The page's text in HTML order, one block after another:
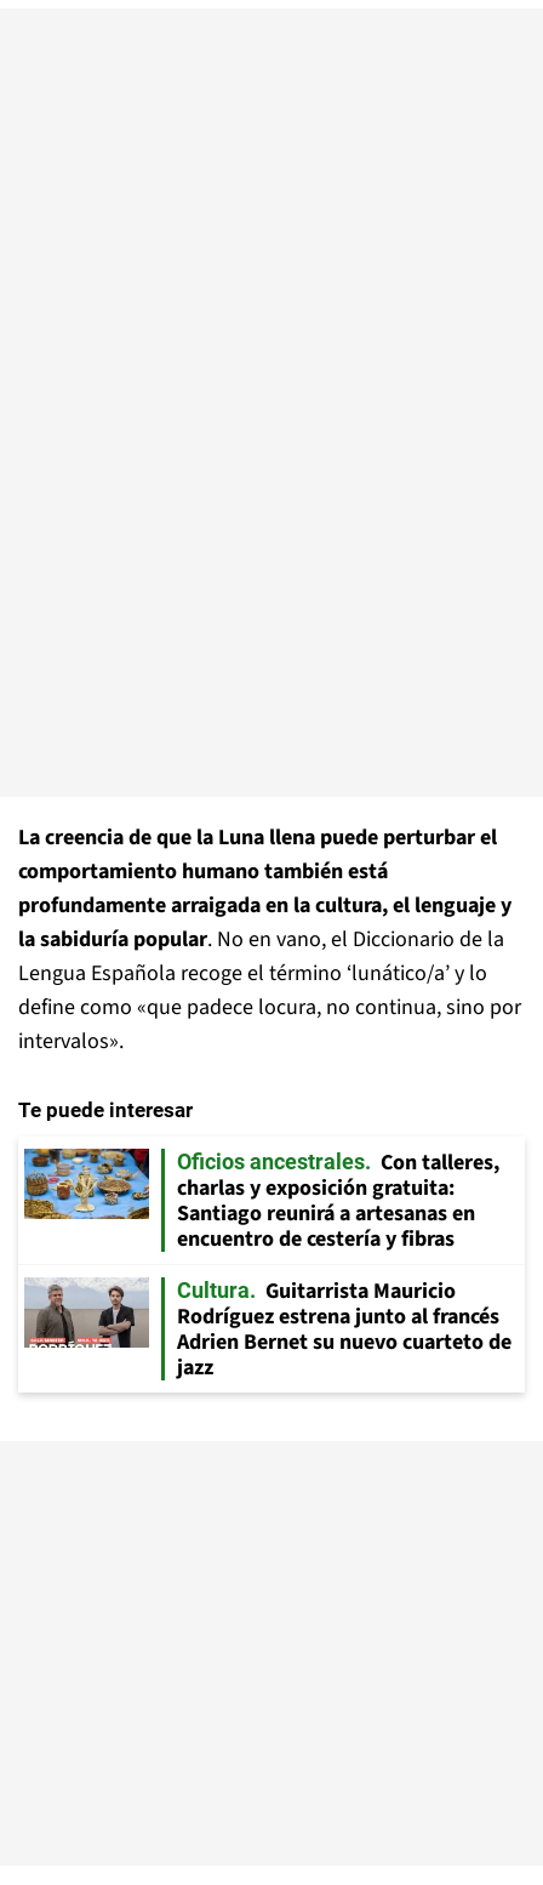
La creencia de que la Luna llena puede perturbar el
comportamiento humano también está
profundamente arraigada en la cultura, el lenguaje y
la sabiduría popular. No en vano, el Diccionario de la
Lengua Española recoge el término ‘lunático/a’ y lo
define como «que padece locura, no continua, sino por
intervalos».
Te puede interesar
Oficios ancestrales
Con talleres,
charlas y exposición gratuita:
Santiago reunirá a artesanas en
encuentro de cestería y fibras
Cultura
Guitarrista Mauricio
Rodríguez estrena junto al francés
Adrien Bernet su nuevo cuarteto de
jazz